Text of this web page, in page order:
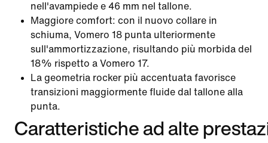
nell'avampiede e 46 mm nel tallone.
Maggiore comfort: con il nuovo collare in
schiuma, Vomero 18 punta ulteriormente
sull'ammortizzazione, risultando più morbida del
18% rispetto a Vomero 17.
La geometria rocker più accentuata favorisce
transizioni maggiormente fluide dal tallone alla
punta.
Caratteristiche ad alte